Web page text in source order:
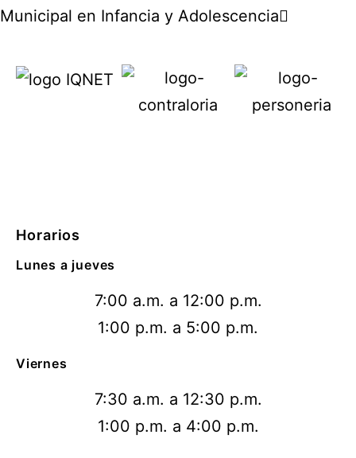
Municipal en Infancia y Adolescencia
Horarios
Lunes a jueves
7:00 a.m. a 12:00 p.m.
1:00 p.m. a 5:00 p.m.
Viernes
7:30 a.m. a 12:30 p.m.
1:00 p.m. a 4:00 p.m.